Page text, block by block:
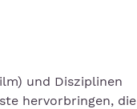
und Disziplinen
hervorbringen, die